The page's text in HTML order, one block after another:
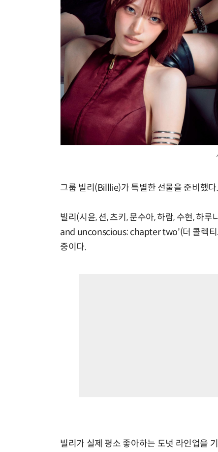
그룹 빌리(Billlie)가 특별한 선물을 준비했다.
빌리(시윤, 션, 츠키, 문수아, 하람, 수현, 하
and unconscious: chapter two'(더 콜렉티
중이다.
빌리가 실제 평소 좋아하는 도넛 라인업을